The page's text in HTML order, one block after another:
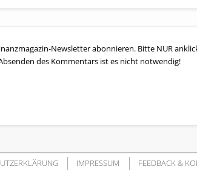
Newsletter abonnieren. Bitte NUR
des Kommentars ist es nicht notwendig!
IMPRESSUM FEEDBACK &